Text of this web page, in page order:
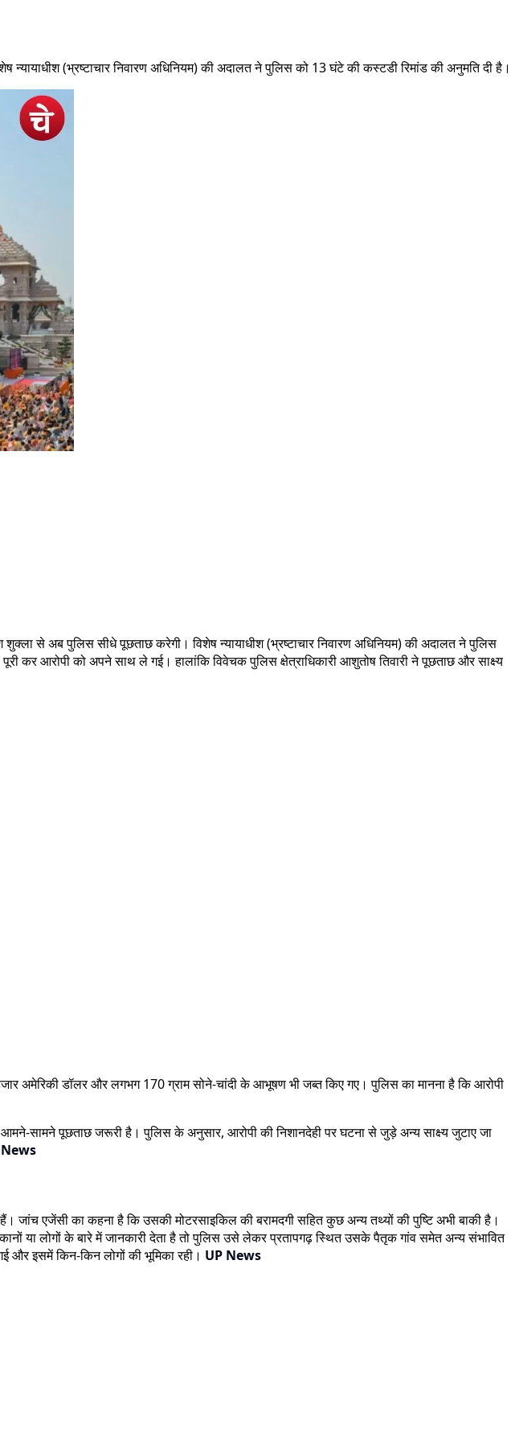
(भ्रष्टाचार निवारण अधिनियम) की अदालत ने पुलिस को 13 घंटे की कस्टडी रिमांड की अनुमति दी है।
शुक्ला से अब पुलिस सीधे पूछताछ करेगी। विशेष न्यायाधीश (भ्रष्टाचार निवारण अधिनियम) की अदालत ने पुलिस
आरोपी को अपने साथ ले गई। हालांकि विवेचक पुलिस क्षेत्राधिकारी आशुतोष तिवारी ने पूछताछ और साक्ष्य
डॉलर और लगभग 170 ग्राम सोने-चांदी के आभूषण भी जब्त किए गए। पुलिस का मानना है कि आरोपी
सामने पूछताछ जरूरी है। पुलिस के अनुसार, आरोपी की निशानदेही पर घटना से जुड़े अन्य साक्ष्य जुटाए जा
जांच एजेंसी का कहना है कि उसकी मोटरसाइकिल की बरामदगी सहित कुछ अन्य तथ्यों की पुष्टि अभी बाकी है।
या लोगों के बारे में जानकारी देता है तो पुलिस उसे लेकर प्रतापगढ़ स्थित उसके पैतृक गांव समेत अन्य संभावित
और इसमें किन-किन लोगों की भूमिका रही। UP News